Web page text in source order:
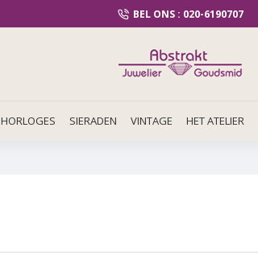
BEL ONS : 020-6190707
HORLOGES SIERADEN VINTAGE HET ATELIER